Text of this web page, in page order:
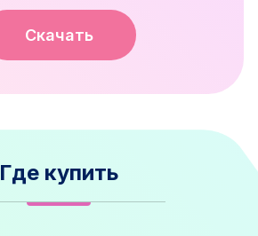
Скачать
Где купить